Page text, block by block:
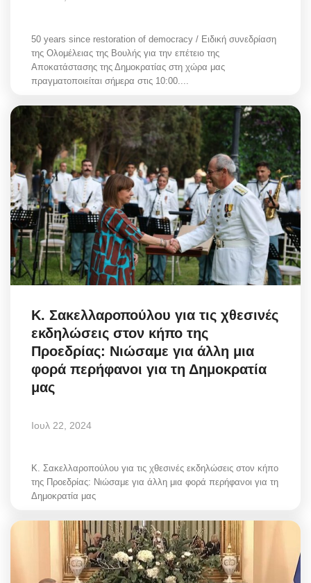
50 years since restoration of democracy / Ειδική συνεδρίαση
της Ολομέλειας της Βουλής για την επέτειο της
Αποκατάστασης της Δημοκρατίας στη χώρα μας
πραγματοποιείται σήμερα στις 10:00....
Κ. Σακελλαροπούλου για τις χθεσινές
εκδηλώσεις στον κήπο της
Προεδρίας: Νιώσαμε για άλλη μια
φορά περήφανοι για τη Δημοκρατία
μας
Ιουλ 22, 2024
Κ. Σακελλαροπούλου για τις χθεσινές εκδηλώσεις στον κήπο
της Προεδρίας: Νιώσαμε για άλλη μια φορά περήφανοι για τη
Δημοκρατία μας